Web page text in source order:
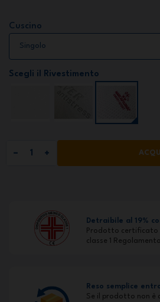
Cuscino
Scegli il Rivestimento
Detraibile al 19%
Prodotto certificato
classe 1
Reso semplice
Se il prodotto non è